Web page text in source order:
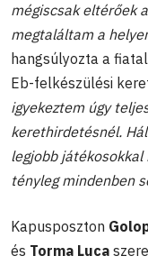
mégiscsak eltérőek
megtaláltam a
hangsúlyozta a
Eb-felkészülési
igyekeztem úgy
kerethirdetésnél.
legjobb játékosokkal
tényleg mindenben
Kapusposzton
és Torma Luca